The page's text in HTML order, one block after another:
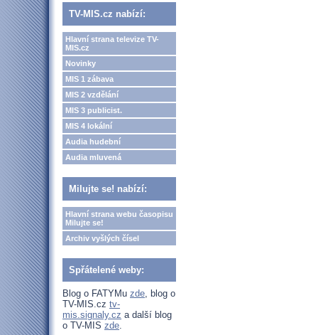
TV-MIS.cz nabízí:
Hlavní strana televize TV-
MIS.cz
Novinky
MIS 1 zábava
MIS 2 vzdělání
MIS 3 publicist.
MIS 4 lokální
Audia hudební
Audia mluvená
Milujte se! nabízí:
Hlavní strana webu časopisu
Milujte se!
Archiv vyšlých čísel
Spřátelené weby:
Blog o FATYMu zde, blog o
TV-MIS.cz tv-
mis.signaly.cz a další blog
o TV-MIS zde.